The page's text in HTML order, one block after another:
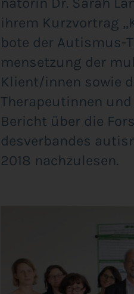
ihrem Kurz­vor­trag
bo­te der Autis­mus-
men­set­zung der
Klient/innen sowie
The­ra­peu­tin­nen
Bericht über die
des­ver­ban­des
2018 nachzulesen.